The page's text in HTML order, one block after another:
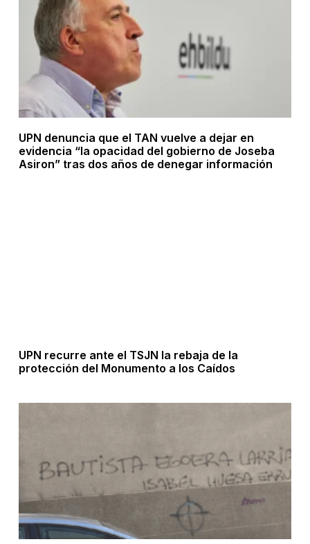
UPN denuncia que el TAN vuelve a dejar en
evidencia “la opacidad del gobierno de Joseba
Asiron” tras dos años de denegar información
UPN recurre ante el TSJN la rebaja de la
protección del Monumento a los Caídos